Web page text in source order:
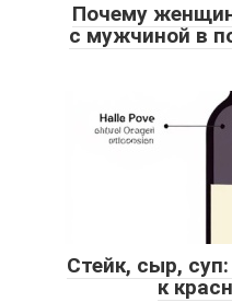
Почему
с мужчиной в
Стейк, сыр,
к